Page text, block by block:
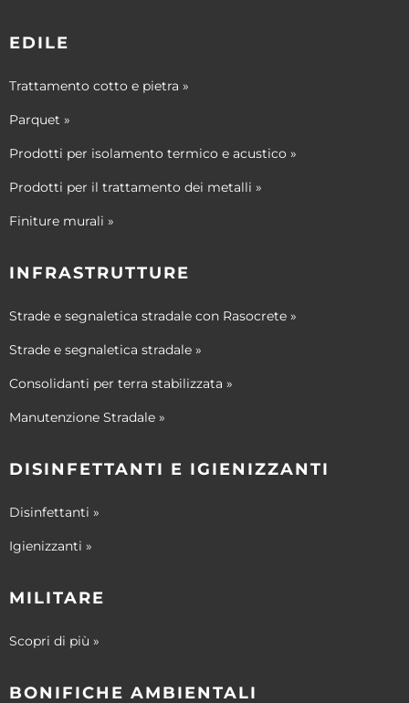
EDILE
Trattamento cotto e pietra »
Parquet »
Prodotti per isolamento termico e acustico »
Prodotti per il trattamento dei metalli »
Finiture murali »
INFRASTRUTTURE
Strade e segnaletica stradale con Rasocrete »
Strade e segnaletica stradale »
Consolidanti per terra stabilizzata »
Manutenzione Stradale »
DISINFETTANTI E IGIENIZZANTI
Disinfettanti »
Igienizzanti »
MILITARE
Scopri di più »
BONIFICHE AMBIENTALI